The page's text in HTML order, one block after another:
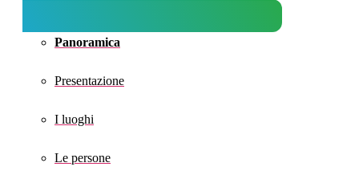
Panoramica
Presentazione
I luoghi
Le persone